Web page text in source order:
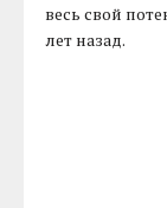
весь свой
лет назад.